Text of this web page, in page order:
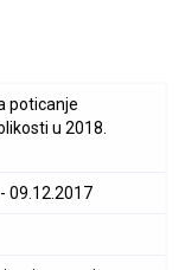
poticanje
u 2018.
09.12.2017